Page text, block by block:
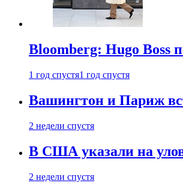
Bloomberg: Hugo
1 год спустя1 год спустя
Вашингтон и Париж
2 недели спустя
В США указали на
2 недели спустя